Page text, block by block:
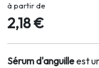
à partir de
2,18 €
Sérum d'anguilleest